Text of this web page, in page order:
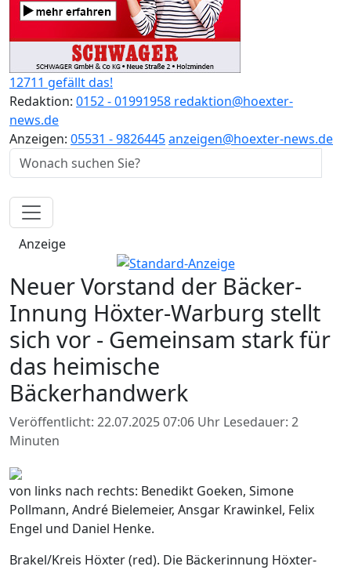
12711 gefällt das!
Redaktion: 0152 - 01991958 redaktion@hoexter-
news.de
Anzeigen: 05531 - 9826445anzeigen@hoexter-news.de
Anzeige
Neuer Vorstand der Bäcker-
Innung Höxter-Warburg stellt
sich vor - Gemeinsam stark für
das heimische
Bäckerhandwerk
Veröffentlicht: 22.07.2025 07:06 Uhr Lesedauer: 2
Minuten
von links nach rechts: Benedikt Goeken, Simone
Pollmann, André Bielemeier, Ansgar Krawinkel, Felix
Engel und Daniel Henke.
Brakel/Kreis Höxter (red). Die Bäckerinnung Höxter-